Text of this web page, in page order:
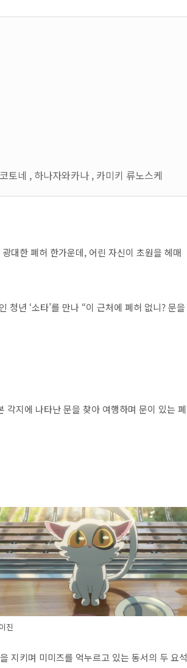
토네 , 하나자와카나 , 카미키 류노스케
대한 폐허 한가운데, 어린 자신이 초원을 헤매
청년 ‘소타’를 만나 “이 근처에 폐허 없니? 문을
각지에 나타난 문을 찾아 여행하며 문이 있는 폐
진
지키며 미미즈를 억누르고 있는 동서의 두 요석